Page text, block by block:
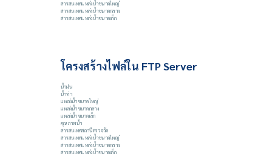
สารสนเทศแหล่งน้ำขนาดใหญ่
สารสนเทศแหล่งน้ำขนาดกลาง
สารสนเทศแหล่งน้ำขนาดเล็ก
โครงสร้างไฟล์ใน FTP Server
น้ำฝน
น้ำท่า
แหล่งน้ำขนาดใหญ่
แหล่งน้ำขนาดกลาง
แหล่งน้ำขนาดเล็ก
คุณภาพน้ำ
สารสนเทศสถานีตรวจวัด
สารสนเทศแหล่งน้ำขนาดใหญ่
สารสนเทศแหล่งน้ำขนาดกลาง
สารสนเทศแหล่งน้ำขนาดเล็ก